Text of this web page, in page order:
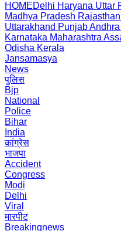
HOMEDelhi Haryana Uttar
Madhya Pradesh Rajasthan
Uttarakhand Punjab
Karnataka Maharashtra
Odisha Kerala
Jansamasya
News
पुलिस
Bjp
National
Police
Bihar
India
कांग्रेस
भाजपा
Accident
Congress
Modi
Delhi
Viral
मारपीट
Breakingnews